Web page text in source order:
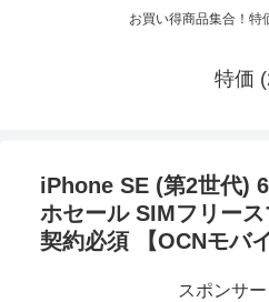
お買い得商品集合！特
特価
iPhone SE (第2世代)
ホセール SIMフリー
契約必須 【OCNモバ
スポンサ